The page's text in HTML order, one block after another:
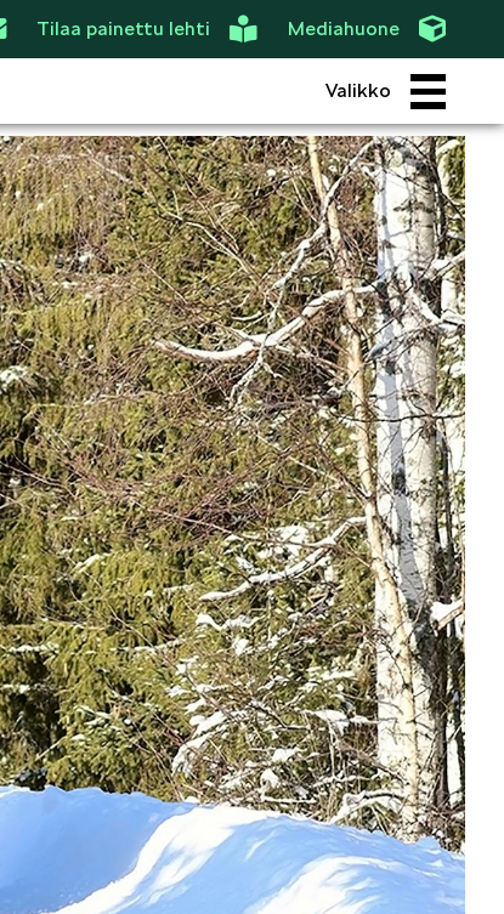
Tilaa painettu lehti Mediahuone
Valikko
SIMPLY CLEVER
KUVASSA
ŠKODA 130 VUOTTA